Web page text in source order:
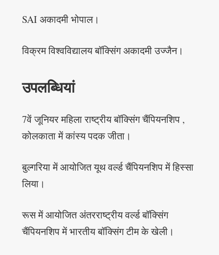
SAI अकादमी भोपाल।
विक्रम विश्वविद्यालय बॉक्सिंग अकादमी उज्जैन।
उपलब्धियां
7वें जूनियर महिला राष्ट्रीय बॉक्सिंग चैंपियनशिप ,
कोलकाता में कांस्य पदक जीता।
बुल्गरिया में आयोजित यूथ वर्ल्ड चैंपियनशिप में हिस्सा
लिया।
रूस में आयोजित अंतरराष्ट्रीय वर्ल्ड बॉक्सिंग
चैंपियनशिप में भारतीय बॉक्सिंग टीम के खेली।